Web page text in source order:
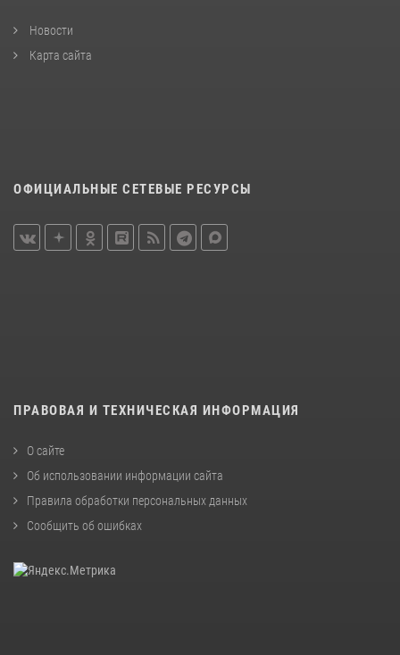
Новости
Карта сайта
ОФИЦИАЛЬНЫЕ СЕТЕВЫЕ РЕСУРСЫ
ПРАВОВАЯ И ТЕХНИЧЕСКАЯ ИНФОРМАЦИЯ
О сайте
Об использовании информации сайта
Правила обработки персональных данных
Сообщить об ошибках